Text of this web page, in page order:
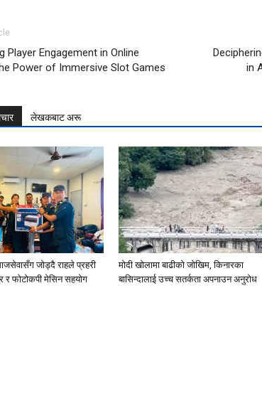
Player Engagement in Online
Power of Immersive Slot Games
in
लेखकबाट अरू
जोड्दै राहले प्रहरी
र फोटोकपी मेसिन सहयोग
मोदी खोलामा बाढीको जोखिम, किनारका
बासिन्दालाई उच्च सतर्कता अपनाउन अनुरोध